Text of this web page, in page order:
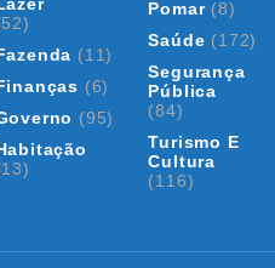
(11)
(6)
(95)
Pomar(8)
Saúde (172)
Segurança
Pública
(84)
Turismo E
Cultura
(116)